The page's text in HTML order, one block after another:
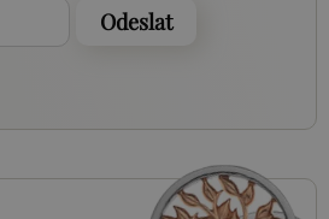
Odeslat